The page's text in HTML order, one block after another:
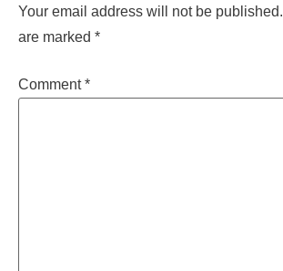
Your email address will not be published.
are marked *
Comment*